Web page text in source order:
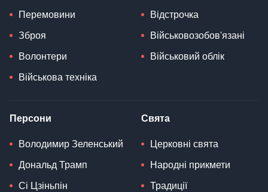
Перемовини
Зброя
Волонтери
Військова техніка
Відстрочка
Військовозобов'язані
Військовий облік
Персони
Володимир Зеленський
Дональд Трамп
Сі Цзіньпін
Свята
Церковні свята
Народні прикмети
Традиції